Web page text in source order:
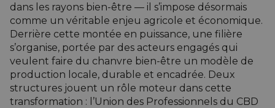
dans les rayons bien-être — il s’impose désormais
comme un véritable enjeu agricole et économique.
Derrière cette montée en puissance, une filière
s’organise, portée par des acteurs engagés qui
veulent faire du chanvre bien-être un modèle de
production locale, durable et encadrée. Deux
structures jouent un rôle moteur dans cette
transformation : l’Union des Professionnels du CBD